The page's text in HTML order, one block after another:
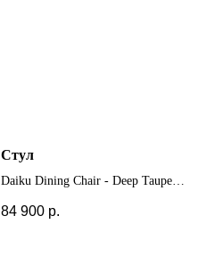
Стул
Daiku Dining Chair - Deep Taupe
84 900 р.